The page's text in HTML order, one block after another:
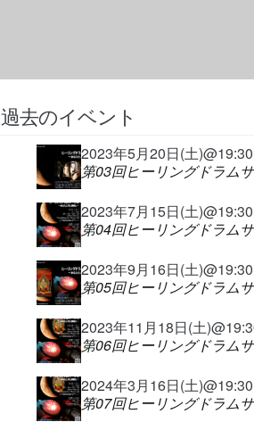
過去のイベント
2023年5月20日(土
第03回ヒーリングドラム
2023年7月15日(土
第04回ヒーリングドラム
2023年9月16日(土
第05回ヒーリングドラム
2023年11月18日(土
第06回ヒーリングドラム
2024年3月16日(土
第07回ヒーリングドラム